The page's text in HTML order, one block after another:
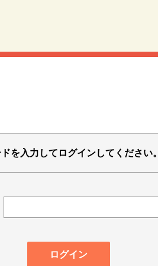
を入力してログインしてください。